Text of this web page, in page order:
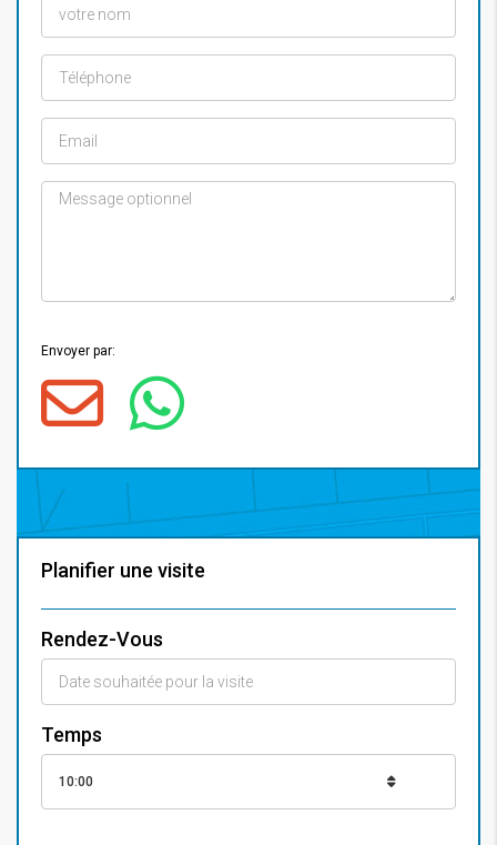
Envoyer par:
Planifier une visite
Rendez-Vous
Temps
10:00